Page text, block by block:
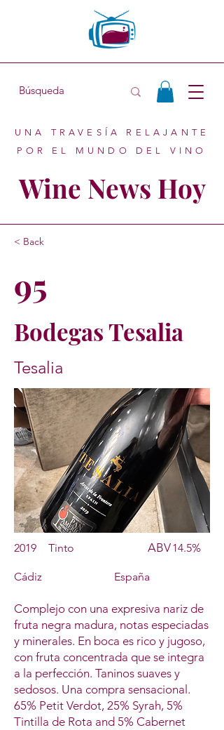
Wine News Hoy
UNA TRAVESÍA RELAJANTE
POR EL MUNDO DEL VINO
< Back
95
Bodegas Tesalia
Tesalia
2019 Tinto 14.5%
ABV
Cádiz España
Complejo con una expresiva nariz de
fruta negra madura, notas especiadas
y minerales. En boca es rico y jugoso,
con fruta concentrada que se integra
a la perfección. Taninos suaves y
sedosos. Una compra sensacional.
65% Petit Verdot, 25% Syrah, 5%
Tintilla de Rota and 5% Cabernet